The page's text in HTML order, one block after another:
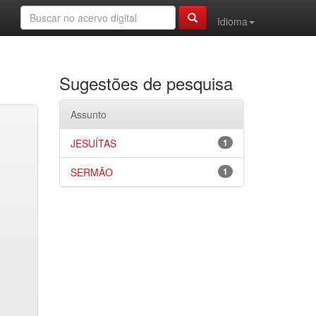
Idioma
Sugestões de pesquisa
Assunto
1
JESUÍTAS
1
SERMÃO